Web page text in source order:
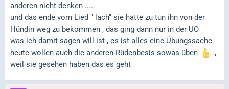
anderen nicht denken ....
und das ende vom Lied " lach" sie hatte zu tun ihn von der
Hündin weg zu bekommen , das ging dann nur in der UO
was ich damit sagen will ist , es ist alles eine Übungssache
heute wollen auch die anderen Rüdenbesis sowas üben
,
weil sie gesehen haben das es geht